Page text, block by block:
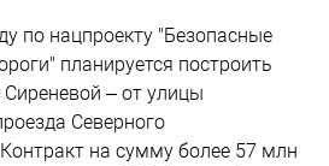
по нацпроекту "Безопасные
планируется построить
Сиреневой – от улицы
Северного
на сумму более 57 млн